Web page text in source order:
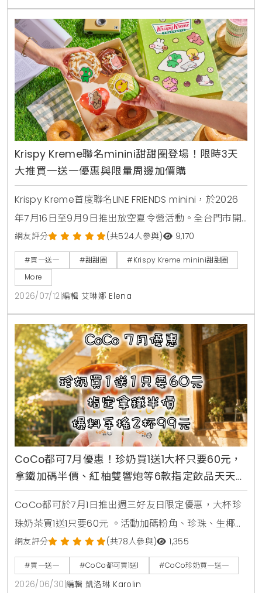
Krispy Kreme聯名minini甜甜圈登場！限時3天
大推買一送一優惠與限量周邊加價購
Krispy Kreme首度聯名LINE FRIENDS minini，於2026
年7月16日至9月9日推出放空夏令營活動。全台門市開
賣4款角色甜甜圈，包含草莓甜心、玉米拿鐵、焦糖牛
奶與柑橘可可，並同步推出加價購貼紙包、迷你提袋與
盲盒公仔。7月16日至7月18日期間更祭出LINE好友憑券
買minini禮盒送原味糖霜甜甜圈盒的買一送一限時優
惠。
網友評分 (共524人參與) 9,170
#買一送一 #甜甜圈
#Krispy Kreme minini甜甜圈
More
2026/07/12 編輯 艾琳娜 Elena
CoCo都可7月優惠！珍奶買1送1大杯只要60元，
拿鐵加碼半價、紅柚雙響炮等6款指定飲品天天2
杯99元
CoCo都可於7月1日推出週三好友日限定優惠，大杯珍
珠奶茶買1送1只要60元 。活動加碼粉角、珍珠、生椰職
人拿鐵同價位買1送1 。同步推出暑來寶2杯99元好康，
新增紅柚雙響炮與紅柚香檸美式等6款指定飲品任選 。
網友評分 (共78人參與) 1,355
#買一送一 #CoCo都可買1送1 #CoCo珍奶買一送一
2026/06/30 編輯 凱洛琳 Karolin